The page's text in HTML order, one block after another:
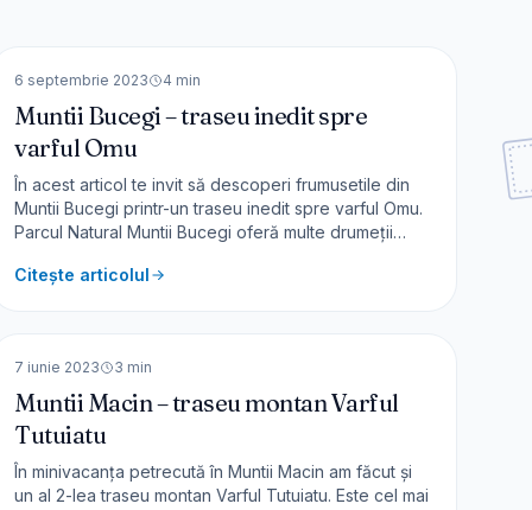
6 septembrie 2023 4 min
Muntii Bucegi – traseu inedit spre
varful Omu
În acest articol te invit să descoperi frumusetile din
Muntii Bucegi printr-un traseu inedit spre varful Omu.
Parcul Natural Muntii Bucegi oferă multe drumeții
traseul spre Cascada Doamnele. Am mai fost la
Citește articolul
7 iunie 2023 3 min
Muntii Macin – traseu montan Varful
Tutuiatu
În minivacanța petrecută în Muntii Macin am făcut și
un al 2-lea traseu montan Varful Tutuiatu. Este cel mai